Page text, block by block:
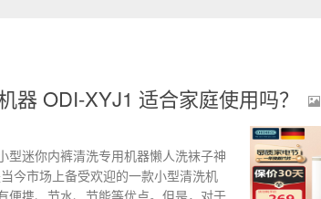
器 ODI-XYJ1 适合家庭使用吗？
型迷你内裤清洗专用机器懒人洗袜子神
今市场上备受欢迎的一款小型清洗机
便携、节水、节能等优点。但是，对于